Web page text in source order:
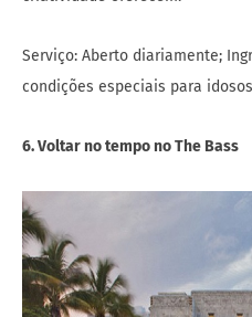
Serviço: Aberto diariamente;
condições especiais para
6. Voltar no tempo no The Bass